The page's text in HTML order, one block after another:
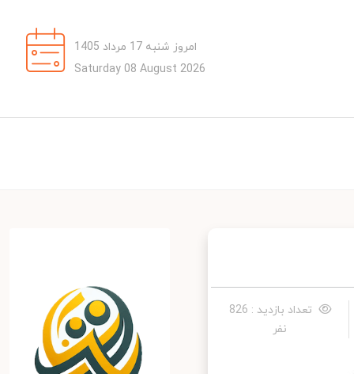
امروز شنبه 17 مرداد 1405
Saturday 08 August 2026
تعداد بازدید : 826
نفر